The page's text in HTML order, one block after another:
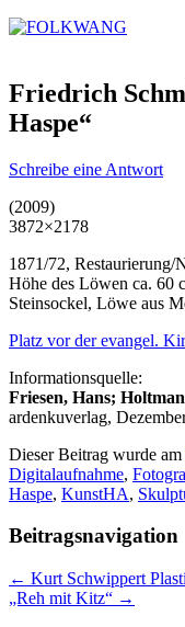
Friedrich
Haspe“
Schreibe eine Antwort
(2009)
3872×2178
1871/72, Restaurierung/
Höhe des Löwen ca. 60
Steinsockel, Löwe aus
Platz vor der evangel.
Informationsquelle:
Friesen, Hans;
ardenkuverlag,
Dieser Beitrag wurde am
Digitalaufnahme,
Haspe, KunstHA,
Beitragsnavigation
← Kurt Schwippert
„Reh mit Kitz“ →